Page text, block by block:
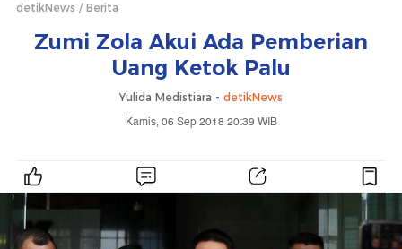
detikNews Berita
Zumi Zola Akui Ada Pemberian
Uang Ketok Palu
Yulida Medistiara - detikNews
Kamis, 06 Sep 2018 20:39 WIB